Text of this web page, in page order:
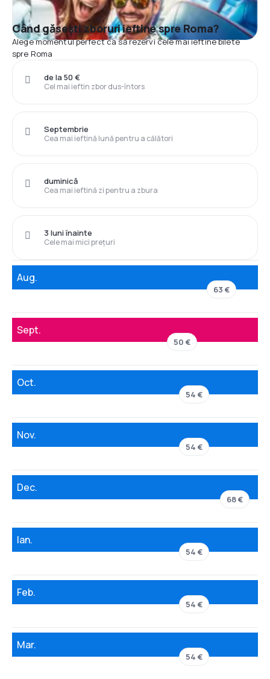
Când găsești zboruri ieftine spre Roma?
Alege momentul perfect ca să rezervi cele mai ieftine bilete
spre Roma
Cel mai ieftin zbor dus-întors
de la 50 €
Cea mai ieftină lună pentru a călători
Septembrie
Cea mai ieftină zi pentru a zbura
duminică
Cele mai mici prețuri
3 luni înainte
Aug.
63 €
Sept.
50 €
Oct.
54 €
Nov.
54 €
Dec.
68 €
Ian.
54 €
Feb.
54 €
Mar.
54 €